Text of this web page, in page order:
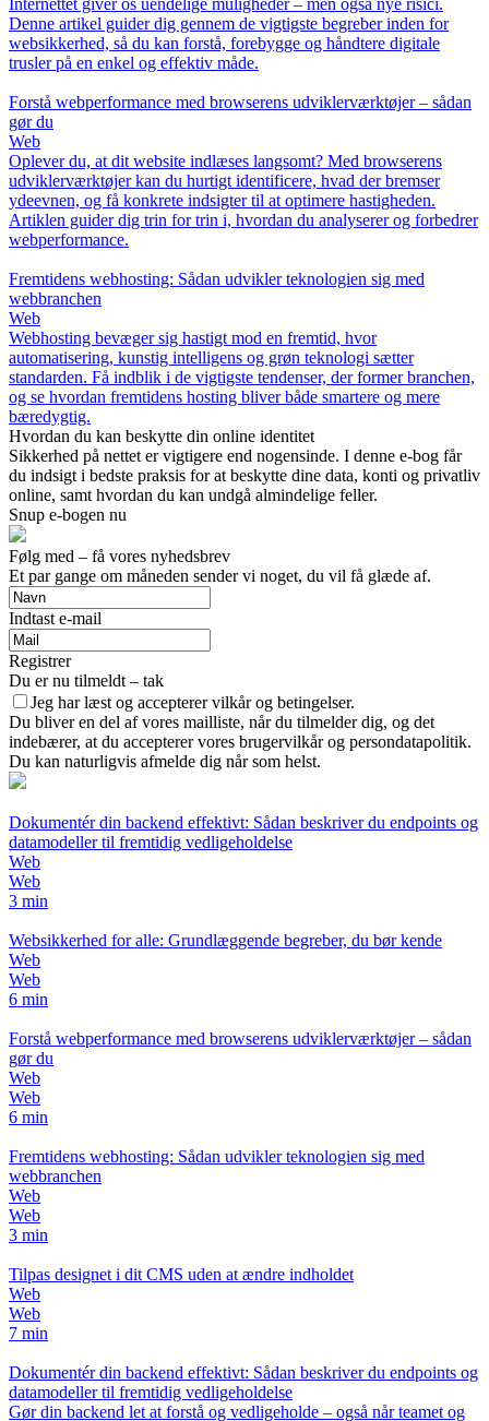
Internettet giver os uendelige muligheder – men også nye risici.
Denne artikel guider dig gennem de vigtigste begreber inden for
websikkerhed, så du kan forstå, forebygge og håndtere digitale
trusler på en enkel og effektiv måde.
Forstå webperformance med browserens udviklerværktøjer – sådan
gør du
Web
Oplever du, at dit website indlæses langsomt? Med browserens
udviklerværktøjer kan du hurtigt identificere, hvad der bremser
ydeevnen, og få konkrete indsigter til at optimere hastigheden.
Artiklen guider dig trin for trin i, hvordan du analyserer og forbedrer
webperformance.
Fremtidens webhosting: Sådan udvikler teknologien sig med
webbranchen
Web
Webhosting bevæger sig hastigt mod en fremtid, hvor
automatisering, kunstig intelligens og grøn teknologi sætter
standarden. Få indblik i de vigtigste tendenser, der former branchen,
og se hvordan fremtidens hosting bliver både smartere og mere
bæredygtig.
Hvordan du kan beskytte din online identitet
Sikkerhed på nettet er vigtigere end nogensinde. I denne e-bog får
du indsigt i bedste praksis for at beskytte dine data, konti og privatliv
online, samt hvordan du kan undgå almindelige feller.
Snup e-bogen nu
Følg med – få vores nyhedsbrev
Et par gange om måneden sender vi noget, du vil få glæde af.
Indtast e-mail
Registrer
Du er nu tilmeldt – tak
Jeg har læst og accepterer vilkår og betingelser.
Du bliver en del af vores mailliste, når du tilmelder dig, og det
indebærer, at du accepterer vores brugervilkår og persondatapolitik.
Du kan naturligvis afmelde dig når som helst.
Dokumentér din backend effektivt: Sådan beskriver du endpoints og
datamodeller til fremtidig vedligeholdelse
Web
Web
3 min
Websikkerhed for alle: Grundlæggende begreber, du bør kende
Web
Web
6 min
Forstå webperformance med browserens udviklerværktøjer – sådan
gør du
Web
Web
6 min
Fremtidens webhosting: Sådan udvikler teknologien sig med
webbranchen
Web
Web
3 min
Tilpas designet i dit CMS uden at ændre indholdet
Web
Web
7 min
Dokumentér din backend effektivt: Sådan beskriver du endpoints og
datamodeller til fremtidig vedligeholdelse
Gør din backend let at forstå og vedligeholde – også når teamet og